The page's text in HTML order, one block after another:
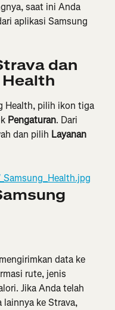
saat ini Anda
aplikasi Samsung
dan
Health, pilih ikon tiga
Pengaturan. Dari
dan pilih Layanan
data ke
rute, jenis
Jika Anda telah
ke Strava,